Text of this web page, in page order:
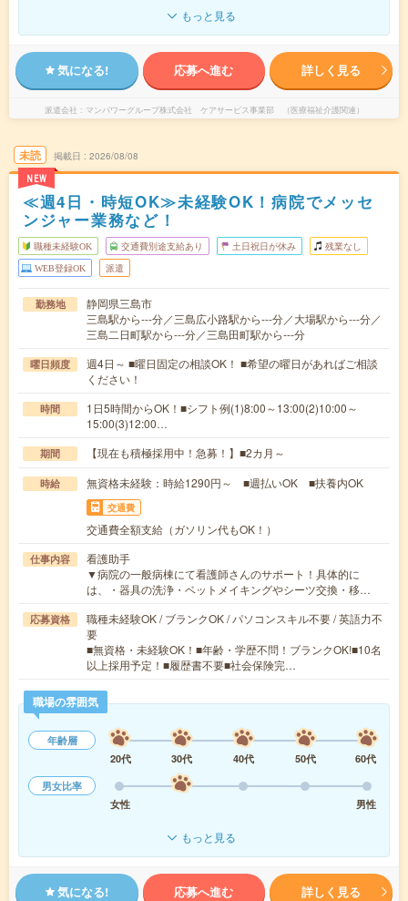
もっと見る
気になる! 応募へ進む 詳しく見る
派遣会社 マンパワーグループ株式会社 ケアサービス事業部 （医療福祉介護関連）
未読
NEW
掲載日 2026/08/08
≪週4日・時短OK≫未経験OK！病院でメッセ
ンジャー業務など！
職種未経験OK 交通費別途支給あり 土日祝日が休み 残業なし
WEB登録OK 派遣
勤務地
静岡県三島市
三島駅から---分／三島広小路駅から---分／大場駅から---分／
三島二日町駅から---分／三島田町駅から---分
曜日頻度
週4日～ ■曜日固定の相談OK！ ■希望の曜日があればご相談
ください！
時間
1日5時間からOK！■シフト例(1)8:00～13:00(2)10:00～
15:00(3)12:00…
期間 【現在も積極採用中！急募！】■2カ月～
時給 無資格未経験：時給1290円～ ■週払いOK ■扶養内OK
交通費
交通費全額支給（ガソリン代もOK！）
仕事内容
看護助手
▼病院の一般病棟にて看護師さんのサポート！具体的に
は、・器具の洗浄・ベットメイキングやシーツ交換・移…
応募資格
職種未経験OK / ブランクOK / パソコンスキル不要 / 英語力不
要
■無資格・未経験OK！■年齢・学歴不問！ブランクOK!■10名
以上採用予定！■履歴書不要■社会保険完…
職場の雰囲気
年齢層
20代
30代 40代 50代
60代
男女比率
女性
男性
もっと見る
気になる! 応募へ進む 詳しく見る